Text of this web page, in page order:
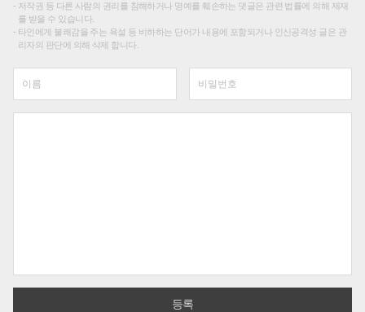
저작권 등 다른 사람의 권리를 침해하거나 명예를 훼손하는 댓글은 관련 법률에 의해 제재
를 받을 수 있습니다.
타인에게 불쾌감을 주는 욕설 등 비하하는 단어가 내용에 포함되거나 인신공격성 글은 관
리자의 판단에 의해 삭제 합니다.